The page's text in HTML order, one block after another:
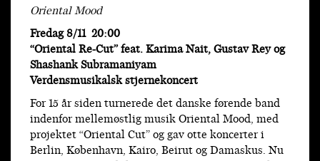
Oriental Mood
Fredag 8/11 20:00
“Oriental Re-Cut” feat. Karima Nait, Gustav Rey og
Shashank Subramaniyam
Verdensmusikalsk stjernekoncert
For 15 år siden turnerede det danske førende band
indenfor mellemøstlig musik Oriental Mood, med
projektet “Oriental Cut” og gav otte koncerter i
Berlin, København, Kairo, Beirut og Damaskus. Nu